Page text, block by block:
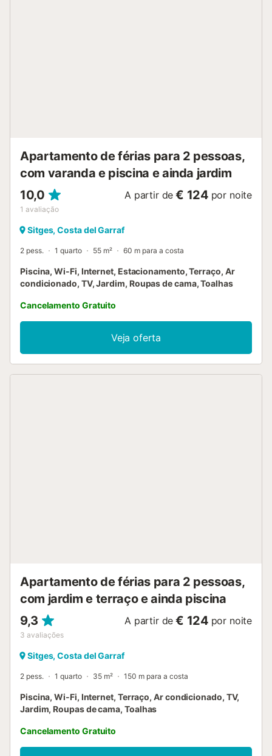
Apartamento de férias para 2 pessoas,
com varanda e piscina e ainda jardim
10,0
1 avaliação
A partir de € 124 por noite
Sitges, Costa del Garraf
2 pess. 1 quarto 55 m² 60 m para a costa
Piscina, Wi-Fi, Internet, Estacionamento, Terraço, Ar
condicionado, TV, Jardim, Roupas de cama, Toalhas
Cancelamento Gratuito
Veja oferta
Apartamento de férias para 2 pessoas,
com jardim e terraço e ainda piscina
9,3
3 avaliações
A partir de € 124 por noite
Sitges, Costa del Garraf
2 pess. 1 quarto 35 m² 150 m para a costa
Piscina, Wi-Fi, Internet, Terraço, Ar condicionado, TV,
Jardim, Roupas de cama, Toalhas
Cancelamento Gratuito